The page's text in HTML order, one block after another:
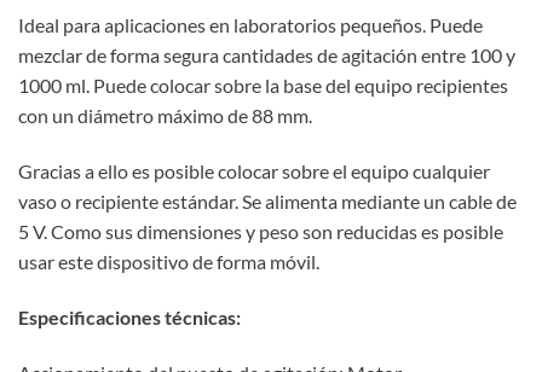
Ideal para aplicaciones en laboratorios pequeños. Puede
mezclar de forma segura cantidades de agitación entre 100 y
1000 ml. Puede colocar sobre la base del equipo recipientes
con un diámetro máximo de 88 mm.
Gracias a ello es posible colocar sobre el equipo cualquier
vaso o recipiente estándar. Se alimenta mediante un cable de
5 V. Como sus dimensiones y peso son reducidas es posible
usar este dispositivo de forma móvil.
Especificaciones técnicas: